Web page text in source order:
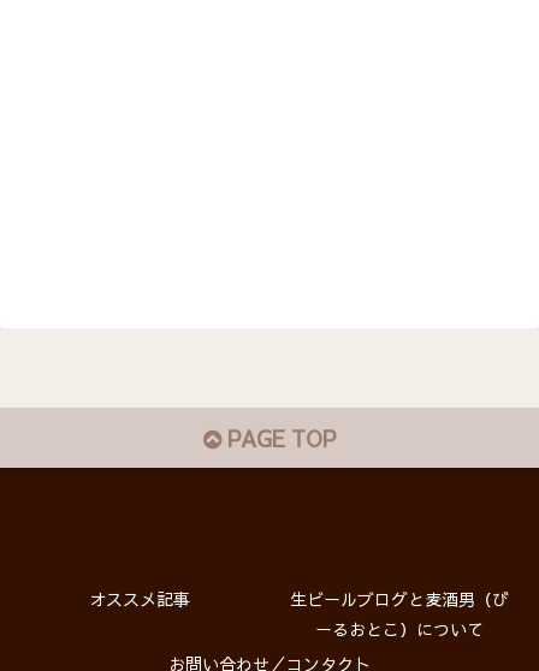
PAGE TOP
オススメ記事
生ビールブログと麦酒男（び
ーるおとこ）について
お問い合わせ／コンタクト